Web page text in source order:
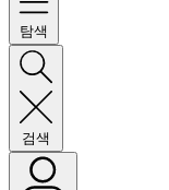
탐색
검색